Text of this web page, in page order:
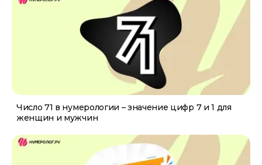
Число 71 в нумерологии – значение цифр 7 и 1 для
женщин и мужчин